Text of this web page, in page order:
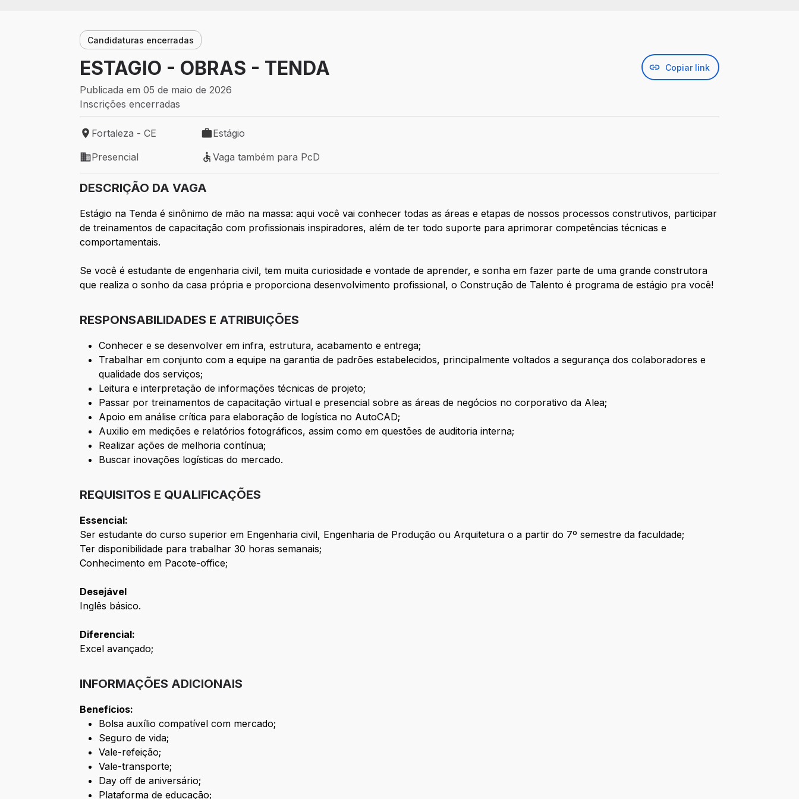
Candidaturas encerradas
ESTAGIO - OBRAS - TENDA Copiar link
Publicada em 05 de maio de 2026
Inscrições encerradas
Local de trabalho: Fortaleza - CE
Fortaleza - CE
Tipo de vaga: Estágio
Estágio
Modelo de trabalho: Presencial
Presencial
Vaga também para PcD
Vaga também para PcD
DESCRIÇÃO DA VAGA
Estágio na Tenda é sinônimo de mão na massa: aqui você vai conhecer todas as áreas e etapas de nossos processos construtivos, participar
de treinamentos de capacitação com profissionais inspiradores, além de ter todo suporte para aprimorar competências técnicas e
comportamentais.
Se você é estudante de engenharia civil, tem muita curiosidade e vontade de aprender, e sonha em fazer parte de uma grande construtora
que realiza o sonho da casa própria e proporciona desenvolvimento profissional, o Construção de Talento é programa de estágio pra você!
RESPONSABILIDADES E ATRIBUIÇÕES
Conhecer e se desenvolver em infra, estrutura, acabamento e entrega;
Trabalhar em conjunto com a equipe na garantia de padrões estabelecidos, principalmente voltados a segurança dos colaboradores e
qualidade dos serviços;
Leitura e interpretação de informações técnicas de projeto;
Passar por treinamentos de capacitação virtual e presencial sobre as áreas de negócios no corporativo da Alea;
Apoio em análise crítica para elaboração de logística no AutoCAD;
Auxilio em medições e relatórios fotográficos, assim como em questões de auditoria interna;
Realizar ações de melhoria contínua;
Buscar inovações logísticas do mercado.
REQUISITOS E QUALIFICAÇÕES
Essencial:
Ser estudante do curso superior em Engenharia civil, Engenharia de Produção ou Arquitetura o a partir do 7º semestre da faculdade;
Ter disponibilidade para trabalhar 30 horas semanais;
Conhecimento em Pacote-office;
Desejável
Inglês básico.
Diferencial:
Excel avançado;
INFORMAÇÕES ADICIONAIS
Benefícios:
Bolsa auxílio compatível com mercado;
Seguro de vida;
Vale-refeição;
Vale-transporte;
Day off de aniversário;
Plataforma de educação;